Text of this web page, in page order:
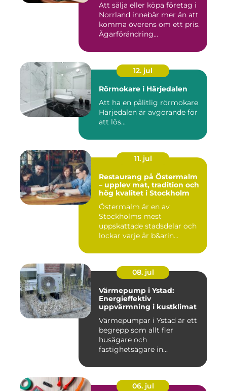
Att sälja eller köpa företag i
Norrland innebär mer än att
komma överens om ett pris.
Ägarförändring...
12. jul
Rörmokare i Härjedalen
Att ha en pålitlig rörmokare
Härjedalen är avgörande för
att lös...
11. jul
Restaurang på Östermalm
– upplev mat, tradition och
hög kvalitet i Stockholm
Östermalm är en av
Stockholms mest
uppskattade stadsdelar och
lockar varje år b&arin...
08. jul
Värmepump i Ystad:
Energieffektiv
uppvärmning i kustklimat
Värmepumpar i Ystad är ett
begrepp som allt fler
husägare och
fastighetsägare in...
06. jul